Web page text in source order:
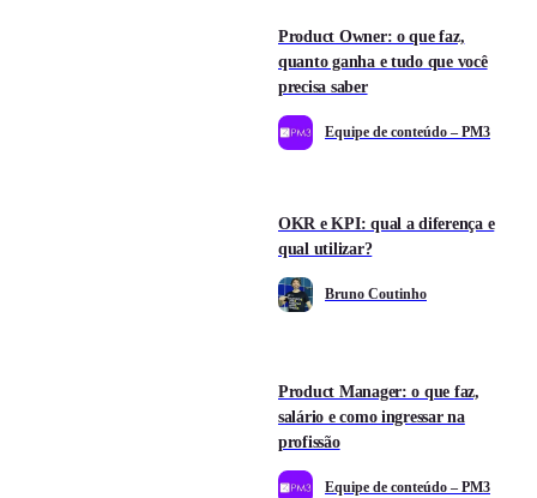
Product Owner: o que faz,
quanto ganha e tudo que você
precisa saber
Equipe de conteúdo – PM3
OKR e KPI: qual a diferença e
qual utilizar?
Bruno Coutinho
Product Manager: o que faz,
salário e como ingressar na
profissão
Equipe de conteúdo – PM3